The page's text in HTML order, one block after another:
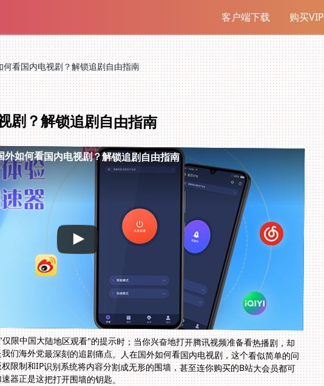
客户端下载 购买VIP
何看国内电视剧？解锁追剧自由指南
剧？解锁追剧自由指南
外如何看国内电视剧？解锁追剧自由指南
限中国大陆地区观看"的提示时；当你兴奋地打开腾讯视频准备看热播剧，却
海外党最深刻的追剧痛点。人在国外如何看国内电视剧，这个看似简单的问
限制和IP识别系统将内容分割成无形的围墙，甚至连你购买的B站大会员都可
器正是这把打开围墙的钥匙。